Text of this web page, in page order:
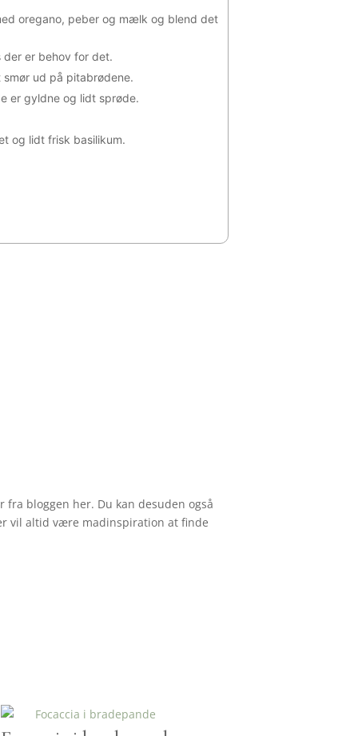
oregano, peber og mælk og blend det
der er behov for det.
ud på pitabrødene.
er gyldne og lidt sprøde.
og lidt frisk basilikum.
bloggen her. Du kan desuden også
vil altid være madinspiration at finde